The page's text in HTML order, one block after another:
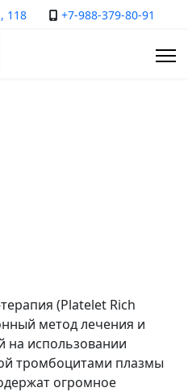
118 +7-988-379-80-91
(Platelet Rich
метод лечения и
на использовании
тромбоцитами плазмы
огромное